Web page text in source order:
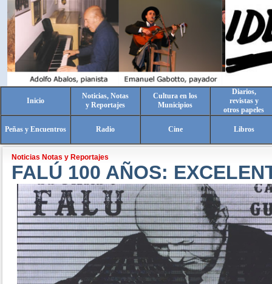
Inicio
Noticias, Notas
y Reportajes
Cultura en los
Municipios
Diarios,
revistas y
otros papeles
Peñas y Encuentros Radio Cine Libros
Noticias Notas y Reportajes
FALÚ 100 AÑOS: